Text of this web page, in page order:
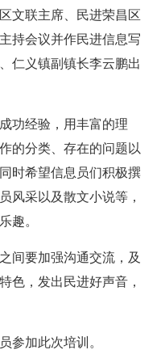
文联主席、民进荣昌区
持会议并作民进信息写
仁义镇副镇长李云鹏出
功经验，用丰富的理
的分类、存在的问题以
时希望信息员们积极撰
风采以及散文小说等，
趣。
间要加强沟通交流，及
色，发出民进好声音，
参加此次培训。